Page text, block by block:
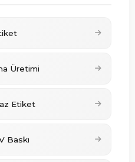
Üretimi
Etiket
Baskı